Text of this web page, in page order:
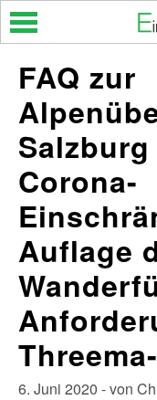
Skip
FAQ zur
Corona-
Auflage
6. Juni 2020 - von